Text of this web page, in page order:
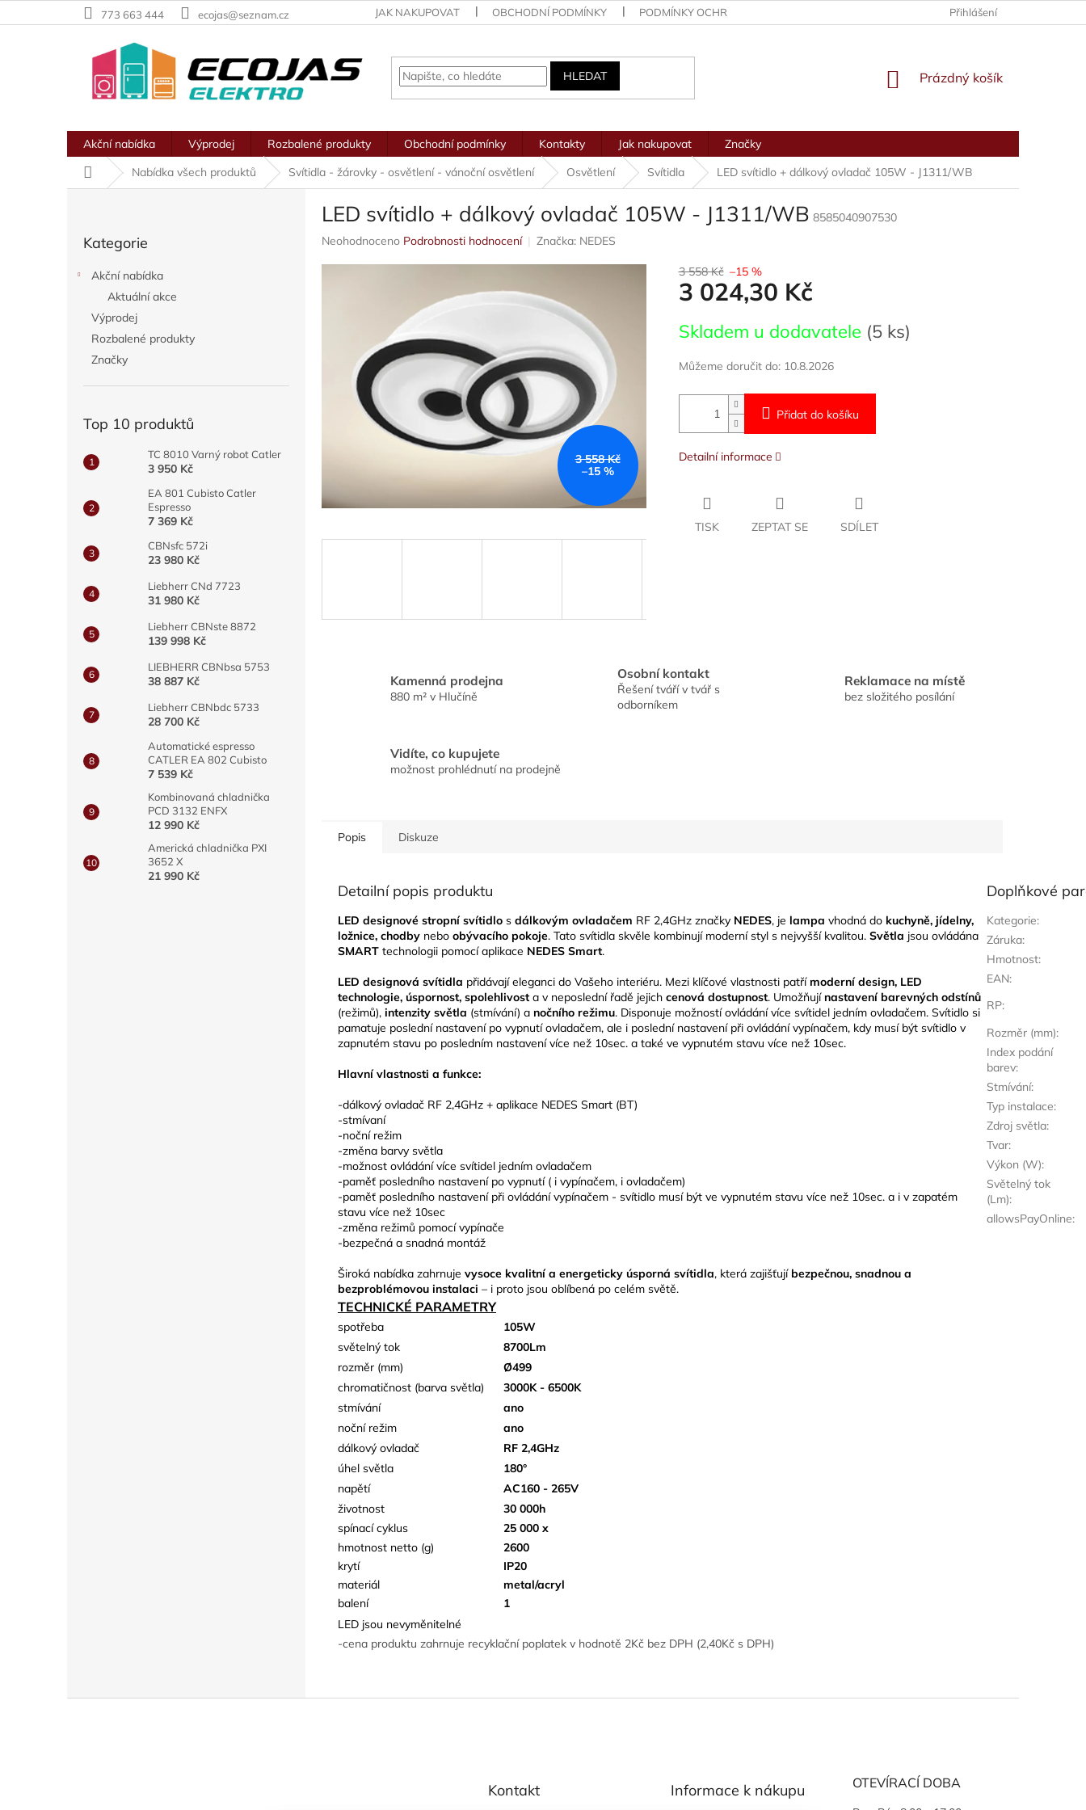
na
773 663 444 ecojas@seznam.cz JAK NAKUPOVAT OBCHODNÍ PODMÍNKY PODMÍNKY OCHRANY OSOBNÍCH ÚDAJŮ Přihlášení
HLEDAT
NÁKUPNÍ
Prázdný košík
Akční nabídka Výprodej Rozbalené produkty Obchodní podmínky Kontakty Jak nakupovat
Značky
Domů
Nabídka všech produktů Svítidla - žárovky - osvětlení - vánoční osvětlení Osvětlení Svítidla LED svítidlo + dálkový ovladač 105W - J1311/WB
kategorie
Kategorie
Akční nabídka
Aktuální akce
Výprodej
Rozbalené produkty
Značky
Top 10 produktů
TC 8010 Varný robot Catler
3 950 Kč
EA 801 Cubisto Catler
Espresso
7 369 Kč
CBNsfc 572i
23 980 Kč
Liebherr CNd 7723
31 980 Kč
Liebherr CBNste 8872
139 998 Kč
LIEBHERR CBNbsa 5753
38 887 Kč
Liebherr CBNbdc 5733
28 700 Kč
Automatické espresso
CATLER EA 802 Cubisto
7 539 Kč
Kombinovaná chladnička
PCD 3132 ENFX
12 990 Kč
Americká chladnička PXI
3652 X
21 990 Kč
LED svítidlo + dálkový ovladač 105W - J1311/WB 8585040907530
Průměrné
hvězdiček.
Neohodnoceno Podrobnosti hodnocení Značka: NEDES
3 558 Kč
–15 %
3 558 Kč –15 %
3 024,30 Kč
cena:
Skladem u dodavatele (5 ks)
Můžeme doručit do: 10.8.2026
Přidat do košíku
Detailní informace
TISK ZEPTAT SE SDÍLET
Kamenná prodejna
880 m² v Hlučíně
Osobní kontakt
Řešení tváří v tvář s
odborníkem
Reklamace na místě
bez složitého posílání
Vidíte, co kupujete
možnost prohlédnutí na prodejně
Popis Diskuze
Detailní popis produktu
LED designové stropní svítidlo s dálkovým ovladačem RF 2,4GHz značky NEDES, je lampa vhodná do kuchyně, jídelny,
ložnice, chodby nebo obývacího pokoje. Tato svítidla skvěle kombinují moderní styl s nejvyšší kvalitou. Světla jsou ovládána
SMART technologii pomocí aplikace NEDES Smart.
LED designová svítidla přidávají eleganci do Vašeho interiéru. Mezi klíčové vlastnosti patřímoderní design, LED
technologie, úspornost, spolehlivost a v neposlední řadě jejich cenová dostupnost. Umožňujínastavení barevných odstínů
(režimů), intenzity světla (stmívání) a nočního režimu. Disponuje možností ovládání více svítidel jedním ovladačem. Svítidlo si
pamatuje poslední nastavení po vypnutí ovladačem, ale i poslední nastavení při ovládání vypínačem, kdy musí být svítidlo v
zapnutém stavu po posledním nastavení více než 10sec. a také ve vypnutém stavu více než 10sec.
Hlavní vlastnosti a funkce:
-dálkový ovladač RF 2,4GHz + aplikace NEDES Smart (BT)
-stmívaní
-noční režim
-změna barvy světla
-možnost ovládání více svítidel jedním ovladačem
-paměť posledního nastavení po vypnutí ( i vypínačem, i ovladačem)
-paměť posledního nastavení při ovládání vypínačem - svítidlo musí být ve vypnutém stavu více než 10sec. a i v zapatém
stavu více než 10sec
-změna režimů pomocí vypínače
-bezpečná a snadná montáž
Široká nabídka zahrnuje vysoce kvalitní a energeticky úsporná svítidla, která zajišťují bezpečnou, snadnou a
bezproblémovou instalaci – i proto jsou oblíbená po celém světě.
TECHNICKÉ PARAMETRY
spotřeba
105W
světelný tok
8700Lm
rozměr (mm)
Ø499
chromatičnost (barva světla)
3000K - 6500K
stmívání
ano
noční režim
ano
dálkový ovladač
RF 2,4GHz
úhel světla
180°
napětí
AC160 - 265V
životnost
30 000h
spínací cyklus
25 000 x
hmotnost netto (g)
2600
krytí
IP20
materiál
metal/acryl
balení
1
LED jsou nevyměnitelné
-cena produktu zahrnuje recyklační poplatek v hodnotě 2Kč bez DPH (2,40Kč s DPH)
Doplňkové
Kategorie:
Záruka:
Hmotnost:
EAN:
RP:
Rozměr (mm):
Index podání
barev:
Stmívání:
Typ instalace:
Zdroj světla:
Tvar:
Výkon (W):
Světelný tok
(Lm):
allowsPayOnline:
Kontakt Informace k nákupu OTEVÍRACÍ DOBA